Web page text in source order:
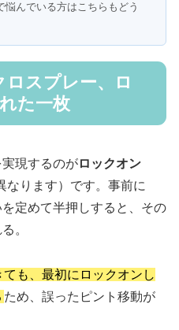
んでいる方はこちらもどう
ロスプレー、ロ
た一枚
現するのがロックオン
なります）です。事前に
定めて半押しすると、その
。
も、最初にロックオンし
ため、誤ったピント移動が